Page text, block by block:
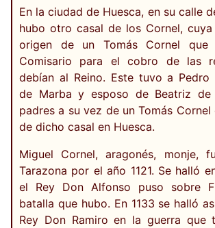
En la ciudad de Huesca, en su calle
hubo otro casal de los Cornel,
origen de un Tomás Cornel
Comisario para el cobro de las
debían al Reino. Este tuvo a Pedro
de Marba y esposo de Beatriz de
padres a su vez de un Tomás
de dicho casal en Huesca.
Miguel Cornel, aragonés, monje,
Tarazona por el año 1121. Se halló
el Rey Don Alfonso puso sobre
batalla que hubo. En 1133 se halló
Rey Don Ramiro en la guerra que